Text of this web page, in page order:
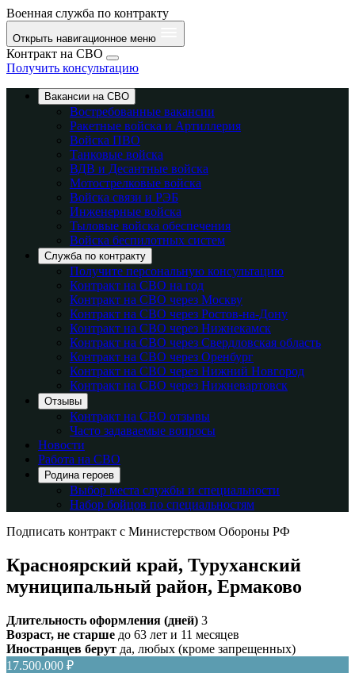
Военная служба по контракту
Открыть навигационное меню
Контракт на СВО
Получить консультацию
Вакансии на СВО
Востребованные вакансии
Ракетные войска и Артиллерия
Войска ПВО
Танковые войска
ВДВ и Десантные войска
Мотострелковые войска
Войска связи и РЭБ
Инженерные войска
Тыловые войска обеспечения
Войска беспилотных систем
Служба по контракту
Получите персональную консультацию
Контракт на СВО на год
Контракт на СВО через Москву
Контракт на СВО через Ростов-на-Дону
Контракт на СВО через Нижнекамск
Контракт на СВО через Свердловская область
Контракт на СВО через Оренбург
Контракт на СВО через Нижний Новгород
Контракт на СВО через Нижневартовск
Отзывы
Контракт на СВО отзывы
Часто задаваемые вопросы
Новости
Работа на СВО
Родина героев
Выбор места службы и специальности
Набор бойцов по специальностям
Подписать контракт с Министерством Обороны РФ
Красноярский край, Туруханский
муниципальный​ район, Ермаково
Длительность оформления (дней) 3
Возраст, не старше до 63 лет и 11 месяцев
Иностранцев берут да, любых (кроме запрещенных)
17.500.000 ₽